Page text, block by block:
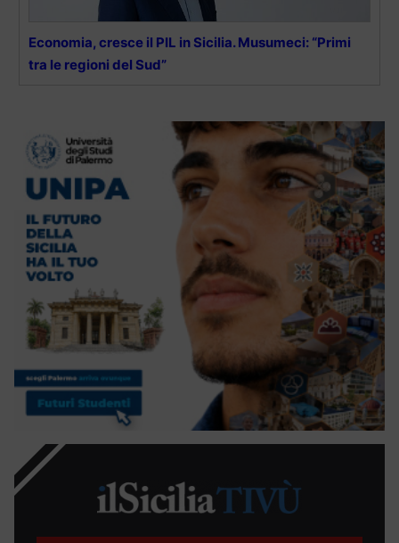
Economia, cresce il PIL in Sicilia. Musumeci: “Primi
tra le regioni del Sud”